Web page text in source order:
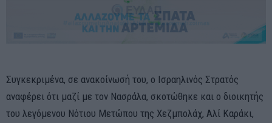
Συγκεκριμένα, σε ανακοίνωσή του, ο Ισραηλινός Στρατός
αναφέρει ότι μαζί με τον Νασράλα, σκοτώθηκε και ο διοικητής
του λεγόμενου Νότιου Μετώπου της Χεζμπολάχ, Αλί Καράκι,